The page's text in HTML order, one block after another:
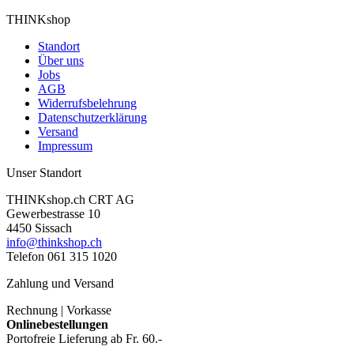
THINKshop
Standort
Über uns
Jobs
AGB
Widerrufsbelehrung
Datenschutzerklärung
Versand
Impressum
Unser Standort
THINKshop.ch CRT AG
Gewerbestrasse 10
4450 Sissach
info@thinkshop.ch
Telefon 061 315 1020
Zahlung und Versand
Rechnung | Vorkasse
Onlinebestellungen
Portofreie Lieferung ab Fr. 60.-